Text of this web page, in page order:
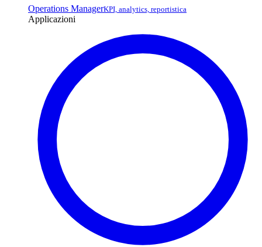
Operations ManagerKPI, analytics, reportistica
Applicazioni